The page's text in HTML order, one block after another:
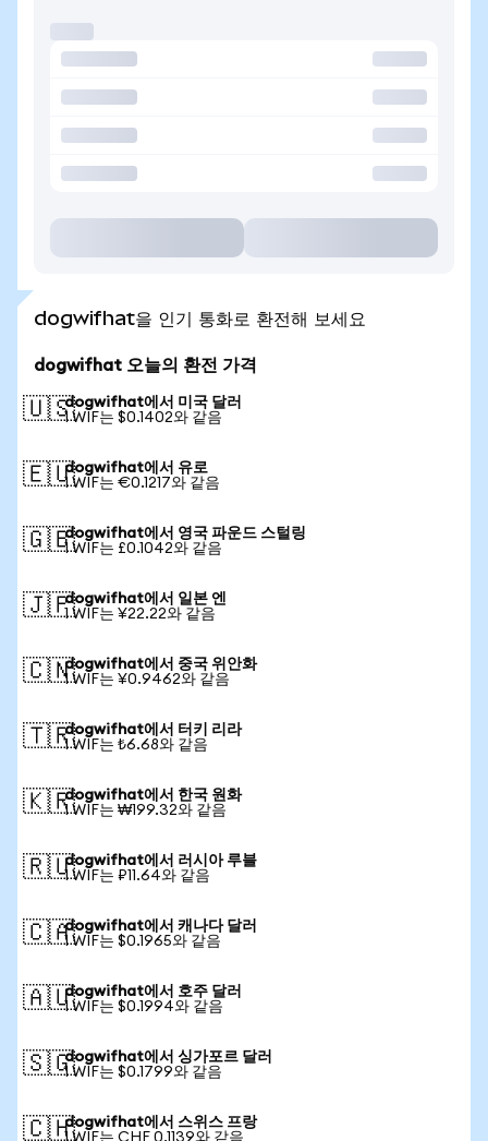
dogwifhat을 인기 통화로 환전해 보세요
dogwifhat 오늘의 환전 가격
🇺🇸dogwifhat에서 미국 달러
1 WIF는 $0.1402와 같음
🇪🇺dogwifhat에서 유로
1 WIF는 €0.1217와 같음
🇬🇧dogwifhat에서 영국 파운드 스털링
1 WIF는 £0.1042와 같음
🇯🇵dogwifhat에서 일본 엔
1 WIF는 ¥22.22와 같음
🇨🇳dogwifhat에서 중국 위안화
1 WIF는 ¥0.9462와 같음
🇹🇷dogwifhat에서 터키 리라
1 WIF는 ₺6.68와 같음
🇰🇷dogwifhat에서 한국 원화
1 WIF는 ₩199.32와 같음
🇷🇺dogwifhat에서 러시아 루블
1 WIF는 ₽11.64와 같음
🇨🇦dogwifhat에서 캐나다 달러
1 WIF는 $0.1965와 같음
🇦🇺dogwifhat에서 호주 달러
1 WIF는 $0.1994와 같음
🇸🇬dogwifhat에서 싱가포르 달러
1 WIF는 $0.1799와 같음
🇨🇭dogwifhat에서 스위스 프랑
1 WIF는 CHF 0.1139와 같음